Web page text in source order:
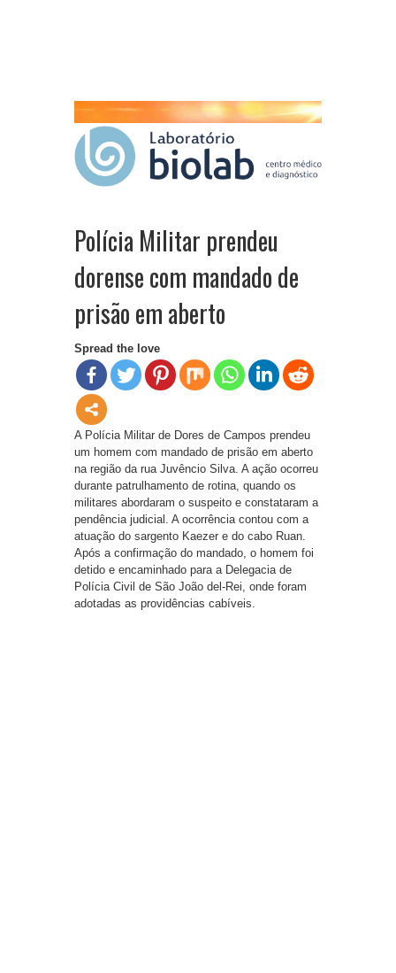
Polícia Militar prendeu
dorense com mandado de
prisão em aberto
Spread the love
A Polícia Militar de Dores de Campos prendeu
um homem com mandado de prisão em aberto
na região da rua Juvêncio Silva. A ação ocorreu
durante patrulhamento de rotina, quando os
militares abordaram o suspeito e constataram a
pendência judicial. A ocorrência contou com a
atuação do sargento Kaezer e do cabo Ruan.
Após a confirmação do mandado, o homem foi
detido e encaminhado para a Delegacia de
Polícia Civil de São João del-Rei, onde foram
adotadas as providências cabíveis.